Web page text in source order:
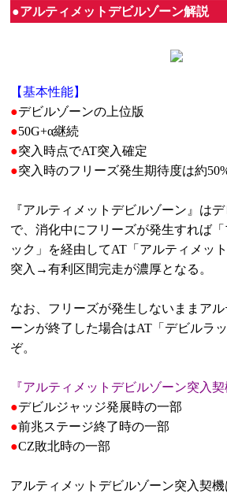
●アルティメットデビルゾーン解説
【基本性能】
●デビルゾーンの上位版
●50G+α継続
●突入時点でAT突入確定
●突入時のフリーズ発生期待度は約
『アルティメットデビルゾーン』は
で、消化中にフリーズが発生すれば
ック」を経由してAT「アルティメッ
突入→有利区間完走が濃厚となる。
なお、フリーズが発生しないままア
ーンが終了した場合はAT「デビルラ
ぞ。
『アルティメットデビルゾーン突入契
●デビルジャッジ発展時の一部
●前兆ステージ終了時の一部
●CZ敗北時の一部
アルティメットデビルゾーン突入契